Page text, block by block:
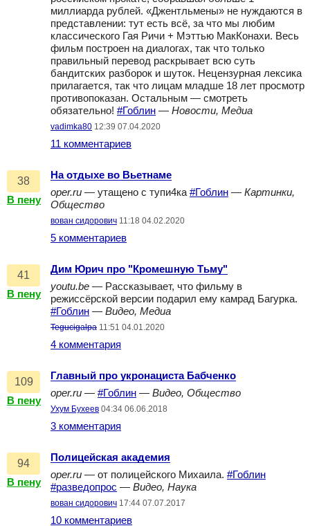
миллиарда рублей. «Джентльмены» не нуждаются в
представлении: тут есть всё, за что мы любим
классического Гая Ричи + Мэттью МакКонахи. Весь
фильм построен на диалогах, так что только
правильный перевод раскрывает всю суть
бандитских разборок и шуток. Нецензурная лексика
прилагается, так что лицам младше 18 лет просмотр
противопоказан. Остальным — смотреть
обязательно! #Гоблин — Новости, Медиа
vadimka80 12:39 07.04.2020
11 комментариев
38
В пену
На отдыхе во Вьетнаме
oper.ru — утащено с тупи4ка #Гоблин — Картинки,
Общество
вован сидорович 11:18 04.02.2020
5 комментариев
41
В пену
Дим Юрич про "Кромешную Тьму"
youtu.be — Рассказывает, что фильму в
режиссёрской версии подарил ему камрад Багурка.
#Гоблин — Видео, Медиа
Tegucigalpa 11:51 04.01.2020
4 комментария
109
В пену
Главный про укронациста Бабченко
oper.ru — #Гоблин — Видео, Общество
Ухум Бухеев 04:34 06.06.2018
3 комментария
94
В пену
Полицейская академия
oper.ru — от полицейского Михаила. #Гоблин
#разведопрос — Видео, Наука
вован сидорович 17:44 07.07.2017
10 комментариев